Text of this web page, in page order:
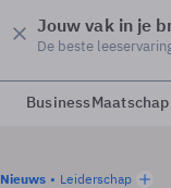
Jouw vak in je
De beste
Business
Nieuws
Leiderschap